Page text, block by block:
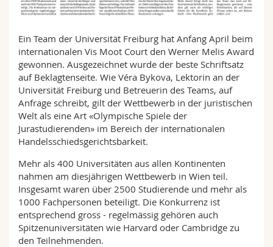
Sciences et médecine
Interfacultaire
Collaborateurs
Doctorants
Webmail
Programme des cours
MyUnifr
Ein Team der Universität Freiburg hat Anfang April beim
internationalen Vis Moot Court den Werner Melis Award
gewonnen. Ausgezeichnet wurde der beste Schriftsatz
auf Beklagtenseite. Wie Véra Bykova, Lektorin an der
Universität Freiburg und Betreuerin des Teams, auf
Anfrage schreibt, gilt der Wettbewerb in der juristischen
Welt als eine Art «Olympische Spiele der
Jurastudierenden» im Bereich der internationalen
Handelsschiedsgerichtsbarkeit.
Mehr als 400 Universitäten aus allen Kontinenten
nahmen am diesjährigen Wettbewerb in Wien teil.
Insgesamt waren über 2500 Studierende und mehr als
1000 Fachpersonen beteiligt. Die Konkurrenz ist
entsprechend gross - regelmässig gehören auch
Spitzenuniversitäten wie Harvard oder Cambridge zu
den Teilnehmenden.